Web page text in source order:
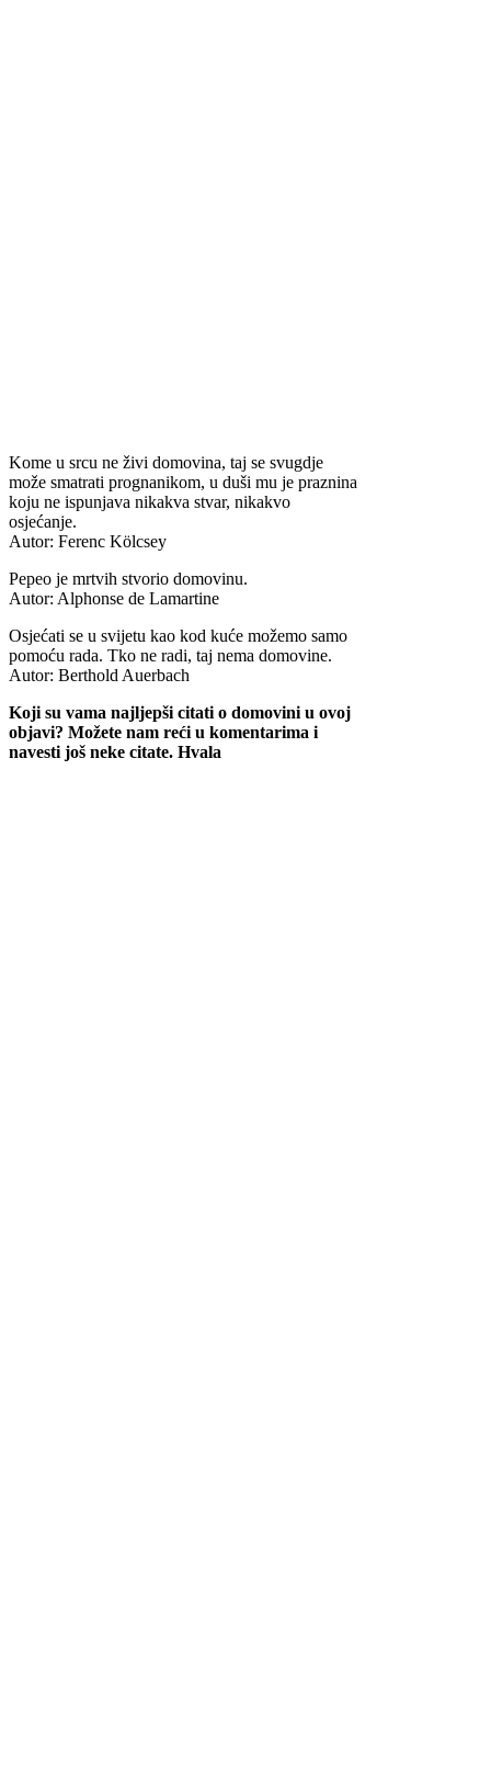
Kome u srcu ne živi domovina, taj se svugdje
može smatrati prognanikom, u duši mu je praznina
koju ne ispunjava nikakva stvar, nikakvo
osjećanje.
Autor: Ferenc Kölcsey
Pepeo je mrtvih stvorio domovinu.
Autor: Alphonse de Lamartine
Osjećati se u svijetu kao kod kuće možemo samo
pomoću rada. Tko ne radi, taj nema domovine.
Autor: Berthold Auerbach
Koji su vama najljepši citati o domovini u ovoj
objavi? Možete nam reći u komentarima i
navesti još neke citate. Hvala